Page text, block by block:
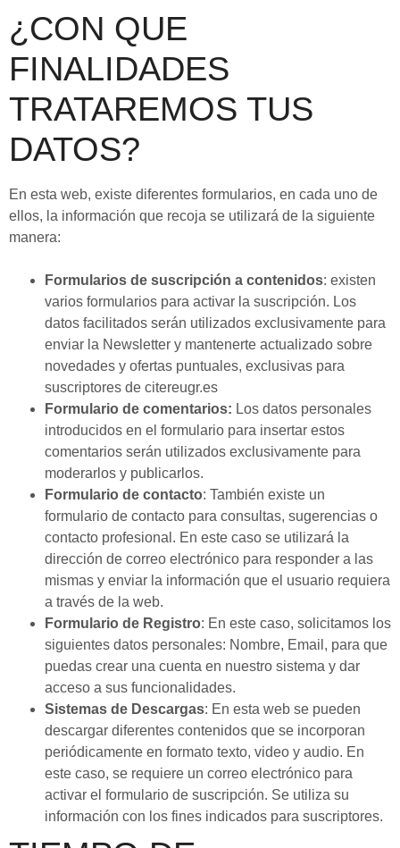
¿CON QUE
FINALIDADES
TRATAREMOS TUS
DATOS?
En esta web, existe diferentes formularios, en cada uno de
ellos, la información que recoja se utilizará de la siguiente
manera:
Formularios de suscripción a contenidos: existen
varios formularios para activar la suscripción. Los
datos facilitados serán utilizados exclusivamente para
enviar la Newsletter y mantenerte actualizado sobre
novedades y ofertas puntuales, exclusivas para
suscriptores de citereugr.es
Formulario de comentarios: Los datos personales
introducidos en el formulario para insertar estos
comentarios serán utilizados exclusivamente para
moderarlos y publicarlos.
Formulario de contacto: También existe un
formulario de contacto para consultas, sugerencias o
contacto profesional. En este caso se utilizará la
dirección de correo electrónico para responder a las
mismas y enviar la información que el usuario requiera
a través de la web.
Formulario de Registro: En este caso, solicitamos los
siguientes datos personales: Nombre, Email, para que
puedas crear una cuenta en nuestro sistema y dar
acceso a sus funcionalidades.
Sistemas de Descargas: En esta web se pueden
descargar diferentes contenidos que se incorporan
periódicamente en formato texto, video y audio. En
este caso, se requiere un correo electrónico para
activar el formulario de suscripción. Se utiliza su
información con los fines indicados para suscriptores.